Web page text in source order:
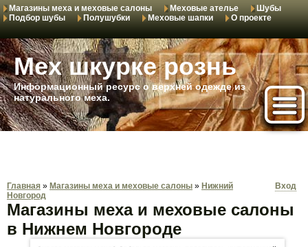
Магазины меха и меховые салоны Меховые ателье
Шубы
Подбор шубы
Полушубки Меховые шапки О проекте
Мех шкурке рознь
Информационный ресурс о верхней одежде из
натурального меха.
Главная » Магазины меха и меховые салоны » Нижний
Новгород
Вход
Магазины меха и меховые салоны
в Нижнем Новгороде